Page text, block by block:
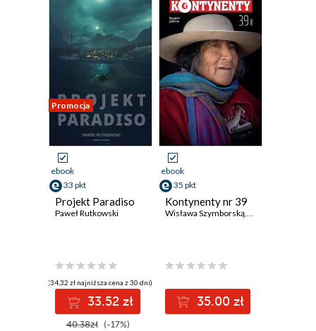
Promocja
ebook
33 pkt
Projekt Paradiso
Paweł Rutkowski
(34,32 zł najniższa cena z 30 dni)
33.52 zł
40.38zł (-17%)
ebook
35 pkt
Kontynenty nr 39
Wisława Szymborską, Hryhoriy
35.00 zł